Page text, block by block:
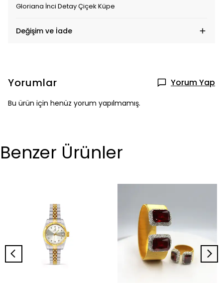
Gloriana İnci Detay Çiçek Küpe
Değişim ve İade
Yorumlar Yorum Yap
Bu ürün için henüz yorum yapılmamış.
Benzer Ürünler